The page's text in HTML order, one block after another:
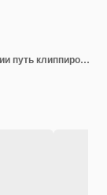
деревянный дощатый пол для презентации путь клиппирования